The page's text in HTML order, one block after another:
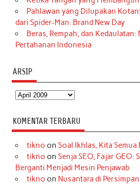
Pahlawan yang Dilupakan
dari Spider-Man: Brand New Day
Beras, Rempah, dan Kedaulatan:
Pertahanan Indonesia
ARSIP
Arsip
KOMENTAR TERBARU
tikno on Soal Ikhlas, Kita
tikno on Senja SEO, Fajar GEO:
Berganti Menjadi Mesin Penjawab
tikno on Nusantara di